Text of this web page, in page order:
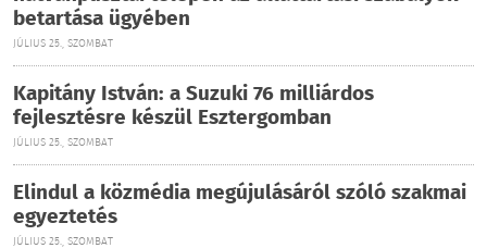
betartása ügyében
JÚLIUS 25., SZOMBAT
Kapitány István: a Suzuki 76 milliárdos
fejlesztésre készül Esztergomban
JÚLIUS 25., SZOMBAT
Elindul a közmédia megújulásáról szóló szakmai
egyeztetés
JÚLIUS 25., SZOMBAT